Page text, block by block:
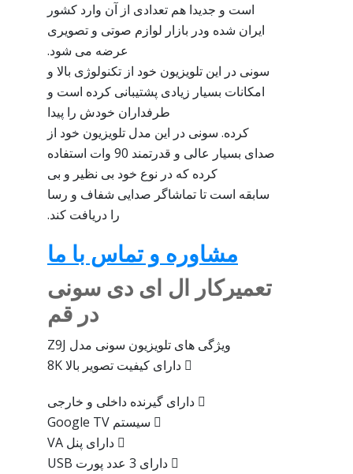
است و جدیدا هم تعدادی از آن وارد کشور
ایران شده ودر بازار لوازم صوتی و تصویری
عرضه می شود.
سونی در این تلویزیون خود از تکنولوژی بالا و
امکانات بسیار زیادی پشتیبانی کرده است و
طرفداران خودش را پیدا
کرده. سونی در این مدل تلویزیون خود از
صدای بسیار عالی و قدرتمند 90 وات استفاده
کرده که در نوع خود بی نظیر و بی
سابقه است تا تماشاگر صدایی شفاف و رسا
را دریافت کند.
مشاوره و تماس با ما
تعمیرکار ال ای دی سونی
در قم
ویژگی های تلویزیون سونی مدل Z9J
 دارای کیفیت تصویر بالا 8K
 دارای گیرنده داخلی و خارجی
 سیستم Google TV
 دارای پنل VA
 دارای 3 عدد پورت USB